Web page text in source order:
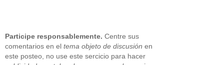
Participe responsablemente. Centre sus
comentarios en el tema objeto de discusión en
este posteo, no use este sercicio para hacer